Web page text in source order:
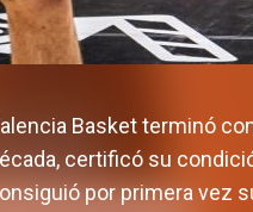
Basket terminó
certificó su
por primera vez